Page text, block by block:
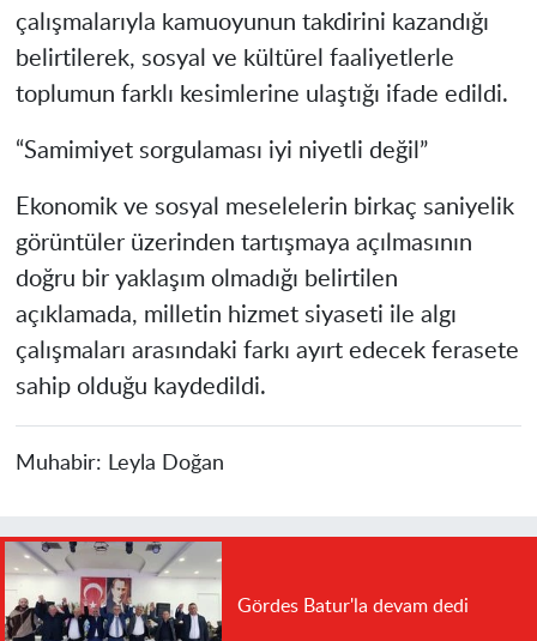
çalışmalarıyla kamuoyunun takdirini kazandığı
belirtilerek, sosyal ve kültürel faaliyetlerle
toplumun farklı kesimlerine ulaştığı ifade edildi.
“Samimiyet sorgulaması iyi niyetli değil”
Ekonomik ve sosyal meselelerin birkaç saniyelik
görüntüler üzerinden tartışmaya açılmasının
doğru bir yaklaşım olmadığı belirtilen
açıklamada, milletin hizmet siyaseti ile algı
çalışmaları arasındaki farkı ayırt edecek ferasete
sahip olduğu kaydedildi.
Muhabir: Leyla Doğan
Gördes Batur'la devam dedi